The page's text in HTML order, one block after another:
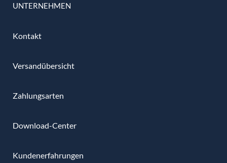
UNTERNEHMEN
Kontakt
Versandübersicht
Zahlungsarten
Download-Center
Kundenerfahrungen